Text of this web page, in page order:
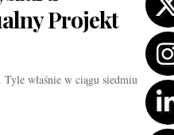
Projekt
właśnie w ciągu siedmiu